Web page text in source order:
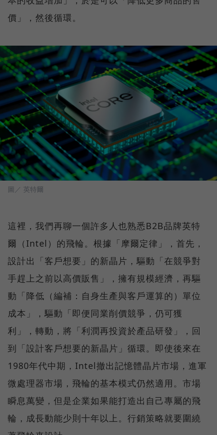
價」，然後循環。
圖／ 英特爾
這裡，我們再聊一個許多人也熟悉B2B品牌英特
爾（Intel）的飛輪。根據「摩爾定律」，首先，
設計出「客戶想要」的新晶片，驅動「在競爭對
手趕上之前以高價販售」，擁有規模經濟，再驅
動「降低（編補：自身生產與客戶運算的）單位
成本」，驅動「即便同業削價競爭，仍可獲
利」，轉動，將「利潤再投資於產品研發」，回
到「設計客戶想要的新晶片」循環。即使後來在
1980年代中期，Intel撤出記憶體晶片市場，進軍
微處理器市場，飛輪的基本模式仍然適用。市場
瞬息萬變，但是企業如果能打造出自己專屬的飛
輪，成長動能少則十年以上。行銷策略就要圍繞